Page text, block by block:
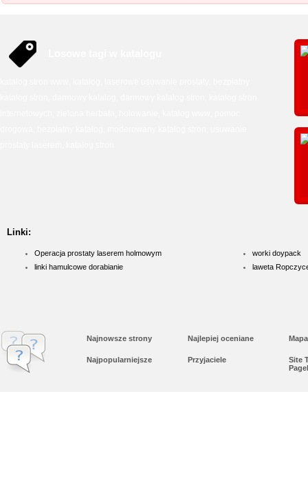
Linki:
Operacja prostaty laserem holmowym
linki hamulcowe dorabianie
worki doypack
laweta
Najnowsze strony Najlepiej oceniane
Najpopularniejsze Przyjaciele
Site